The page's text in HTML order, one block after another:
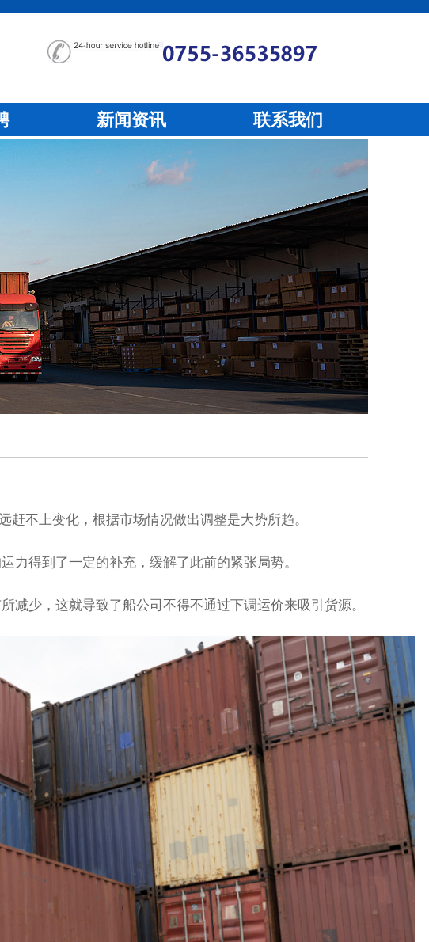
新闻资讯 联系我们
不上变化，根据市场情况做出调整是大势所趋。
力得到了一定的补充，缓解了此前的紧张局势。
少，这就导致了船公司不得不通过下调运价来吸引货源。